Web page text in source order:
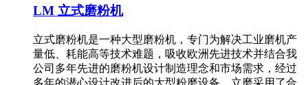
LM 立式磨粉机
立式磨粉机是一种大型磨粉机，专门为解决工业磨机产
量低、耗能高等技术难题，吸收欧洲先进技术并结合我
公司多年先进的磨粉机设计制造理念和市场需求，经过
多年的潜心设计改进后的大型粉磨设备。立磨采用了合